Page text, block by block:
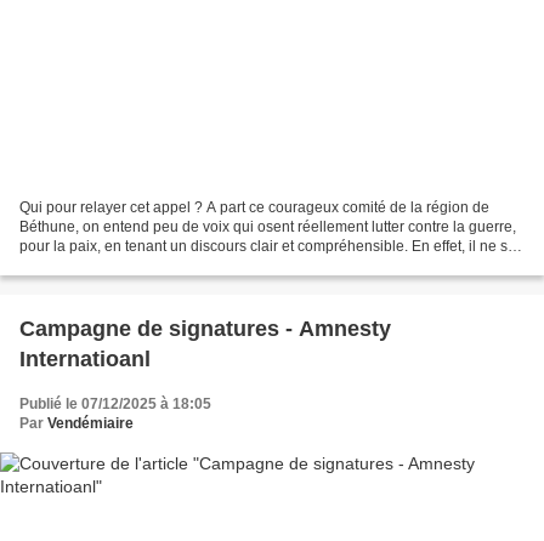
Qui pour relayer cet appel ? A part ce courageux comité de la région de
Béthune, on entend peu de voix qui osent réellement lutter contre la guerre,
pour la paix, en tenant un discours clair et compréhensible. En effet, il ne sert
Campagne de signatures - Amnesty
Internatioanl
Publié le 07/12/2025 à 18:05
Par Vendémiaire